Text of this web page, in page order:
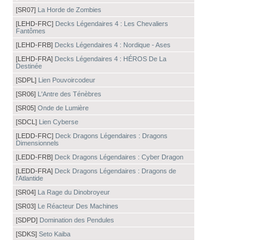
[SR07] La Horde de Zombies
[LEHD-FRC] Decks Légendaires 4 : Les Chevaliers
Fantômes
[LEHD-FRB] Decks Légendaires 4 : Nordique - Ases
[LEHD-FRA] Decks Légendaires 4 : HÉROS De La
Destinée
[SDPL] Lien Pouvoircodeur
[SR06] L'Antre des Ténèbres
[SR05] Onde de Lumière
[SDCL] Lien Cyberse
[LEDD-FRC] Deck Dragons Légendaires : Dragons
Dimensionnels
[LEDD-FRB] Deck Dragons Légendaires : Cyber Dragon
[LEDD-FRA] Deck Dragons Légendaires : Dragons de
l'Atlantide
[SR04] La Rage du Dinobroyeur
[SR03] Le Réacteur Des Machines
[SDPD] Domination des Pendules
[SDKS] Seto Kaiba